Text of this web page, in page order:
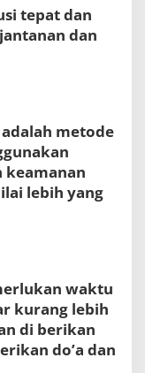
tepat dan
dan
metode
keamanan
lebih yang
waktu
kurang lebih
di berikan
do’a dan